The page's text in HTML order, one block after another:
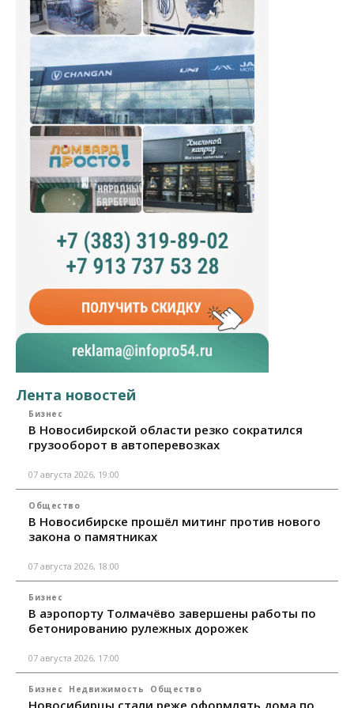
Лента новостей
Бизнес
В Новосибирской области резко сократился
грузооборот в автоперевозках
07 августа 2026, 19:00
Общество
В Новосибирске прошёл митинг против нового
закона о памятниках
07 августа 2026, 18:00
Бизнес
В аэропорту Толмачёво завершены работы по
бетонированию рулежных дорожек
07 августа 2026, 17:00
Бизнес Недвижимость Общество